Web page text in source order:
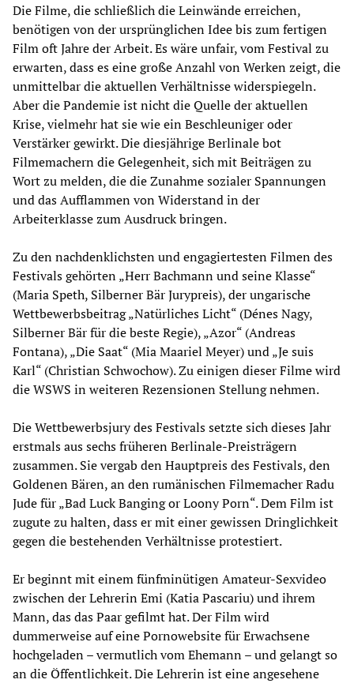
Die Filme, die schließlich die Leinwände erreichen,
benötigen von der ursprünglichen Idee bis zum fertigen
Film oft Jahre der Arbeit. Es wäre unfair, vom Festival zu
erwarten, dass es eine große Anzahl von Werken zeigt, die
unmittelbar die aktuellen Verhältnisse widerspiegeln.
Aber die Pandemie ist nicht die Quelle der aktuellen
Krise, vielmehr hat sie wie ein Beschleuniger oder
Verstärker gewirkt. Die diesjährige Berlinale bot
Filmemachern die Gelegenheit, sich mit Beiträgen zu
Wort zu melden, die die Zunahme sozialer Spannungen
und das Aufflammen von Widerstand in der
Arbeiterklasse zum Ausdruck bringen.
Zu den nachdenklichsten und engagiertesten Filmen des
Festivals gehörten „Herr Bachmann und seine Klasse“
(Maria Speth, Silberner Bär Jurypreis), der ungarische
Wettbewerbsbeitrag „Natürliches Licht“ (Dénes Nagy,
Silberner Bär für die beste Regie), „Azor“ (Andreas
Fontana), „Die Saat“ (Mia Maariel Meyer) und „Je suis
Karl“ (Christian Schwochow). Zu einigen dieser Filme wird
die WSWS in weiteren Rezensionen Stellung nehmen.
Die Wettbewerbsjury des Festivals setzte sich dieses Jahr
erstmals aus sechs früheren Berlinale-Preisträgern
zusammen. Sie vergab den Hauptpreis des Festivals, den
Goldenen Bären, an den rumänischen Filmemacher Radu
Jude für „Bad Luck Banging or Loony Porn“. Dem Film ist
zugute zu halten, dass er mit einer gewissen Dringlichkeit
gegen die bestehenden Verhältnisse protestiert.
Er beginnt mit einem fünfminütigen Amateur-Sexvideo
zwischen der Lehrerin Emi (Katia Pascariu) und ihrem
Mann, das das Paar gefilmt hat. Der Film wird
dummerweise auf eine Pornowebsite für Erwachsene
hochgeladen – vermutlich vom Ehemann – und gelangt so
an die Öffentlichkeit. Die Lehrerin ist eine angesehene